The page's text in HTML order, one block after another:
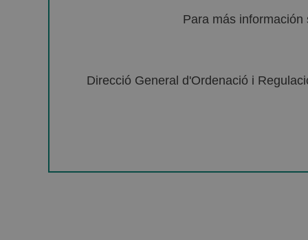
Para más
Direcció General d'Ordenació i